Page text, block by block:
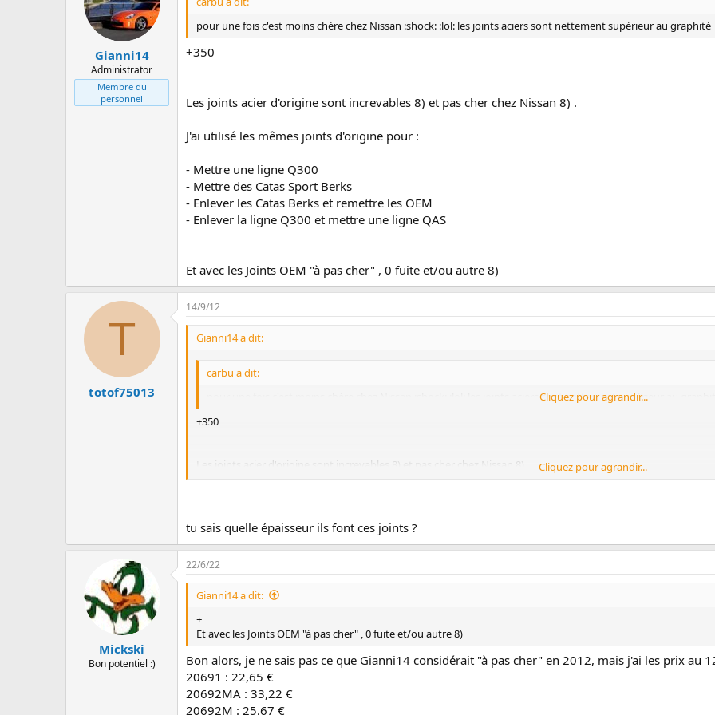
Gianni14
Administrator
Membre du
personnel
pour une fois c'est moins chère chez Nissan :shock: :lol: les joints aciers sont nettement supérieur au graphité
+350
Les joints acier d'origine sont increvables 8) et pas cher chez Nissan 8) .
J'ai utilisé les mêmes joints d'origine pour :
- Mettre une ligne Q300
- Mettre des Catas Sport Berks
- Enlever les Catas Berks et remettre les OEM
- Enlever la ligne Q300 et mettre une ligne QAS
Et avec les Joints OEM "à pas cher" , 0 fuite et/ou autre 8)
T
totof75013
14/9/12
Gianni14 a dit:
carbu a dit:
pour une fois c'est moins chère chez Nissan :shock: :lol: les joints aciers sont nettement supérieur au
Cliquez pour agrandir...
+350
Les joints acier d'origine sont increvables 8) et pas cher chez Nissan 8) .
- Mettre une ligne Q300
- Mettre des Catas Sport Berks
- Enlever les Catas Berks et remettre les OEM
- Enlever la ligne Q300 et mettre une ligne QAS
Cliquez pour agrandir...
tu sais quelle épaisseur ils font ces joints ?
Mickski
Bon potentiel :)
22/6/22
Gianni14 a dit:
+
Et avec les Joints OEM "à pas cher" , 0 fuite et/ou autre 8)
Bon alors, je ne sais pas ce que Gianni14 considérait "à pas cher" en 2012, mais j'ai les prix au
20691 : 22,65 €
20692MA : 33,22 €
20692M : 25,67 €